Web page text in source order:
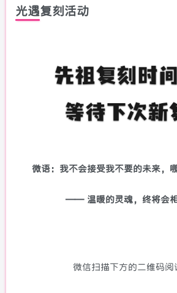
光遇复刻活动
微语：我不会接受我不要的未来，
—— 温暖的灵魂，终将会
微信扫描下方的二维码阅